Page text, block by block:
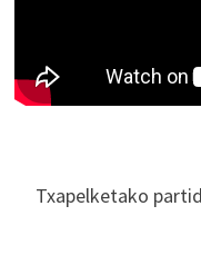
Txapelketako